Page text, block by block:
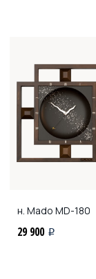
н. Mado MD-180
29 900 i